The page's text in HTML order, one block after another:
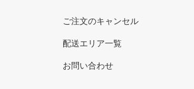
ご注文のキャンセル
配送エリア一覧
お問い合わせ